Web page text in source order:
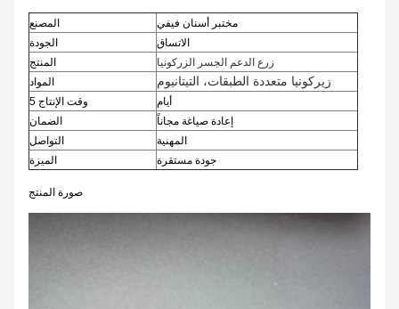
المصنع
مختبر أسنان فيفي
الجودة
الاتساق
المنتج
زرع الدعم الجسر الزركونيا
المواد
زيركونيا متعددة الطبقات، التيتانيوم
وقت الإنتاج 5
أيام
الضمان
إعادة صياغة مجاناً
التواصل
المهنية
الميزة
جودة مستقرة
صورة المنتج